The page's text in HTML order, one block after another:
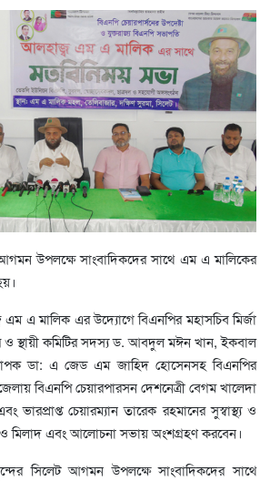
উপলক্ষে সাংবাদিকদের সাথে এম এ মালিকের
এ মালিক এর উদ্যোগে বিএনপির মহাসচিব মির্জা
কমিটির সদস্য ড. আবদুল মঈন খান, ইকবাল
ডা: এ জেড এম জাহিদ হোসেনসহ বিএনপির
বিএনপি চেয়ারপারসন দেশনেত্রী বেগম খালেদা
ভারপ্রাপ্ত চেয়ারম্যান তারেক রহমানের সুস্বাস্থ্য ও
ও মিলাদ এবং আলোচনা সভায় অংশগ্রহণ করবেন।
সিলেট আগমন উপলক্ষে সাংবাদিকদের সাথে